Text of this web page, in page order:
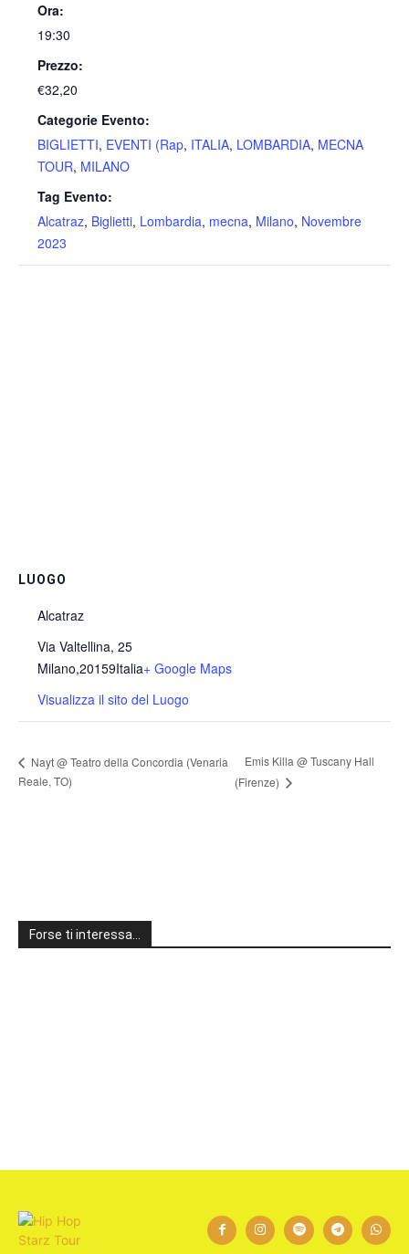
Ora:
19:30
Prezzo:
€32,20
Categorie Evento:
BIGLIETTI, EVENTI (Rap, ITALIA, LOMBARDIA, MECNA
TOUR, MILANO
Tag Evento:
Alcatraz, Biglietti, Lombardia, mecna, Milano, Novembre
2023
LUOGO
Alcatraz
Via Valtellina, 25
Milano,20159Italia+ Google Maps
Visualizza il sito del Luogo
Nayt @ Teatro della Concordia (Venaria
Reale, TO)
Emis Killa @ Tuscany Hall
(Firenze)
Forse ti interessa…